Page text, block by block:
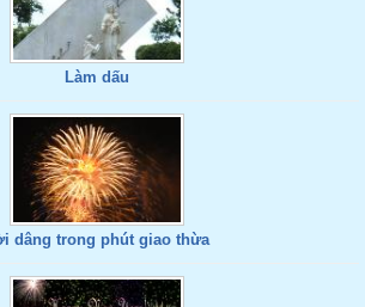
Làm dấu
dâng trong phút giao thừa